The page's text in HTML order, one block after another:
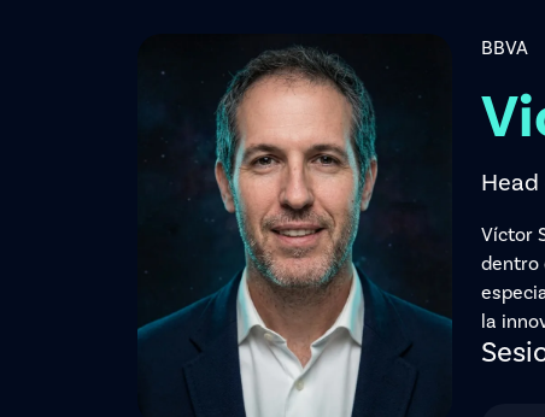
BBVA
Víctor
dentro
la